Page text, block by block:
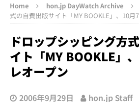
Home hon.jp DayWatch Archive
式の自費出版サイト「MY BOOKLE」、10月
ドロップシッピング方
イト「MY BOOKLE」
レオープン
2006年9月29日 hon.jp Staff